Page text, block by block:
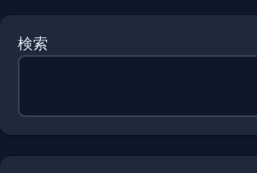
検索